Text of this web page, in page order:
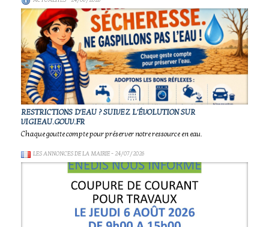
RESTRICTIONS D'EAU ? SUIVEZ L'ÉVOLUTION SUR
VIGIEAU.GOUV.FR
Chaque goutte compte pour préserver notre ressource en eau.
LES ANNONCES DE LA MAIRIE- 24/07/2026